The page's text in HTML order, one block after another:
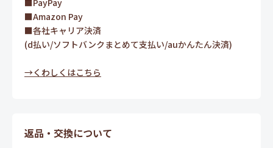
■Amazon Pay
■各社キャリア決済
(d払い/ソフトバンクまとめて支払い/auかんたん決済)
→くわしくはこちら
返品・交換について